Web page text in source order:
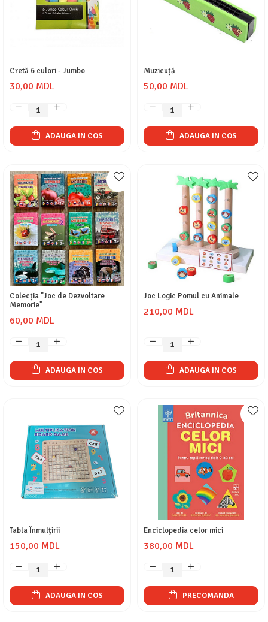
Cretă 6 culori - Jumbo
30,00 MDL
ADAUGA IN COS
Muzicuță
50,00 MDL
ADAUGA IN COS
Colecția "Joc de Dezvoltare
Memorie"
60,00 MDL
ADAUGA IN COS
Joc Logic Pomul cu Animale
210,00 MDL
ADAUGA IN COS
Tabla Înmulțirii
150,00 MDL
ADAUGA IN COS
Enciclopedia celor mici
380,00 MDL
PRECOMANDA